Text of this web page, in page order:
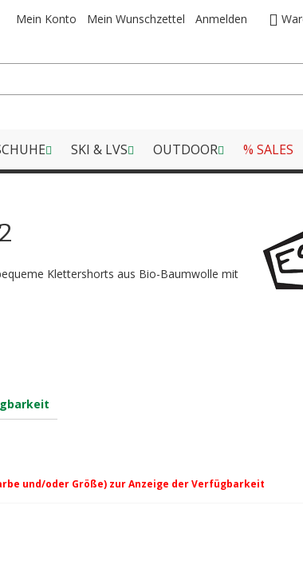
Mein Konto Mein Wunschzettel Anmelden
SKI & LVS OUTDOOR % SALES
Klettershorts aus Bio-Baumwolle mit
und/oder Größe) zur Anzeige der Verfügbarkeit